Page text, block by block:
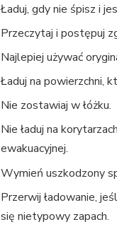
Ładuj, gdy nie śpisz i
Przeczytaj i postępuj
Najlepiej używać
Ładuj na powierzchni,
Nie zostawiaj w łóżku.
Nie ładuj na
ewakuacyjnej.
Wymień uszkodzony
Przerwij ładowanie,
się nietypowy zapach.